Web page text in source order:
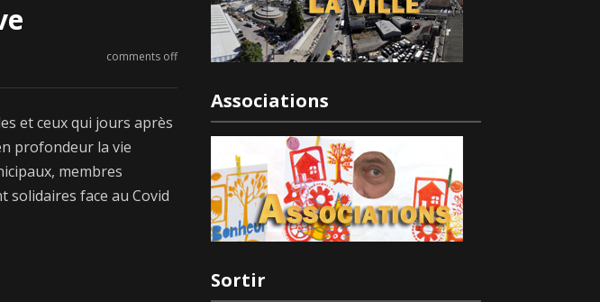
comments off
et ceux qui jours après
profondeur la vie
membres
solidaires face au Covid
Associations
Sortir